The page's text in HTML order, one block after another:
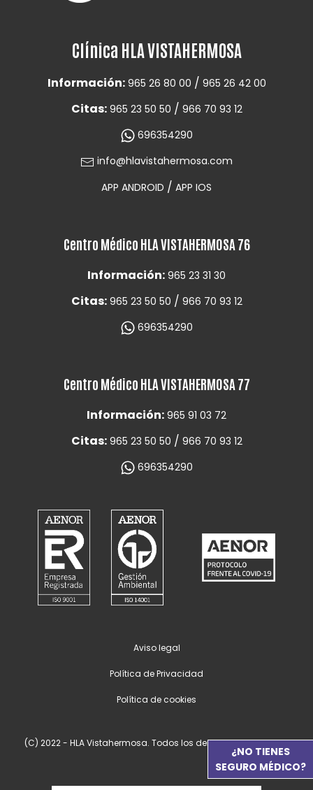
Clínica HLA VISTAHERMOSA
Información: 965 26 80 00 / 965 26 42 00
Citas: 965 23 50 50 / 966 70 93 12
696354290
info@hlavistahermosa.com
APP ANDROID / APP IOS
Centro Médico HLA VISTAHERMOSA 76
Información: 965 23 31 30
Citas: 965 23 50 50 / 966 70 93 12
696354290
Centro Médico HLA VISTAHERMOSA 77
Información: 965 91 03 72
Citas: 965 23 50 50 / 966 70 93 12
696354290
(C) 2022 - HLA Vistahermosa. Todos los derechos reservados.
Aviso legal
Política de Privacidad
Política de cookies
¿NO TIENES
SEGURO MÉDICO?